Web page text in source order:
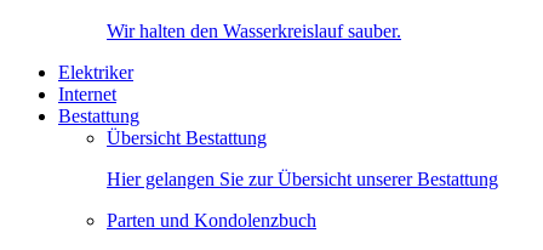
Wir halten den Wasserkreislauf sauber.
Elektriker
Internet
Bestattung
Übersicht Bestattung
Hier gelangen Sie zur Übersicht unserer Bestattung
Parten und Kondolenzbuch